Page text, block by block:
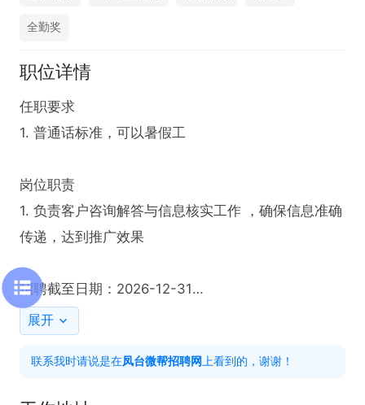
全勤奖
职位详情
任职要求
1. 普通话标准，可以暑假工
岗位职责
1. 负责客户咨询解答与信息核实工作 ，确保信息准确
传递，达到推广效果
招聘截至日期：2026-12-31
展开
联系我时请说是在凤台微帮招聘网 上看到的，谢谢！